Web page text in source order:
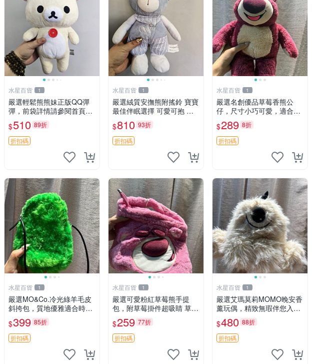
水星百貨 1
嚴選輕鬆熊熊妹正版QQ彈
彈，前袋詳情請參閱首頁置
頂說明適合收藏 QQ彈彈 正
版 熊熊妹
$510 89折
折扣碼
水星百貨 1
嚴選絨質安撫熊附搖鈴 寶寶
最佳伴眠選擇 可愛可抱 絨
毛玩具 安撫熊 嬰兒用
$810 93折
折扣碼
水星百貨 1
嚴選名創優品草莓香熊公
仔，尺寸小巧可愛，適合收
藏賞玩 30cm 玩具 公仔 草
莓熊
$289 8折
折扣碼
水星百貨 1
嚴選MO&Co.冷光綠羊毛皮
斜挎包，質地優雅適合時尚
穿搭 冷光綠 皮包 斜挎包
$399 85折
折扣碼
水星百貨 1
嚴選可愛粉紅草莓熊手提
包，附草莓掛件超吸睛 草莓
熊手提包 草莓掛件 可愛port
unese
$259 77折
折扣碼
水星百貨 1
嚴選艾瑪莫莉MOMO晚安香
薰玩偶，精致無瑕伴您入眠
晚安精靈 香薰玩具 玩偶收
藏
$480 88折
折扣碼